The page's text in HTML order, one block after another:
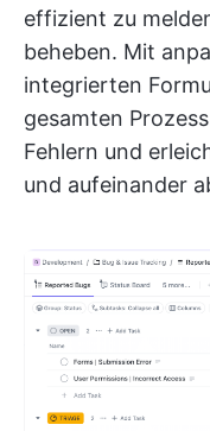
effizient zu
beheben. Mit
integrierten
gesamten
Fehlern und
und aufeinander